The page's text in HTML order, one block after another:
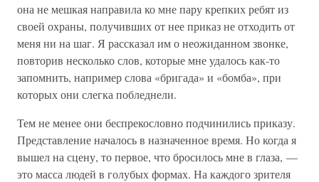
она не мешкая направила ко мне пару крепких ребят из
своей охраны, получивших от нее приказ не отходить от
меня ни на шаг. Я рассказал им о неожиданном звонке,
повторив несколько слов, которые мне удалось как-то
запомнить, например слова «бригада» и «бомба», при
которых они слегка побледнели.
Тем не менее они беспрекословно подчинились приказу.
Представление началось в назначенное время. Но когда я
вышел на сцену, то первое, что бросилось мне в глаза, —
это масса людей в голубых формах. На каждого зрителя